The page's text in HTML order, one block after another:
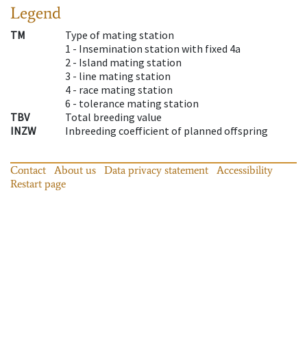
Legend
TM
Type of mating station
1 - Insemination station with fixed 4a
2 - Island mating station
3 - line mating station
4 - race mating station
6 - tolerance mating station
TBV
Total breeding value
INZW
Inbreeding coefficient of planned offspring
Contact About us Data privacy statement
Accessibility
Restart page